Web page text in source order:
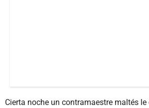
Cierta noche un contramaestre maltés